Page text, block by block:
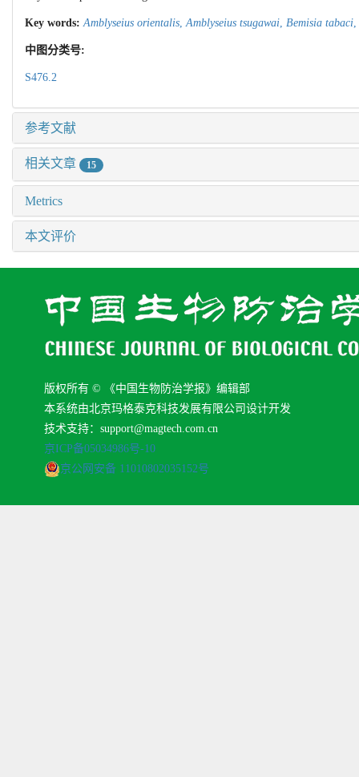
Key words:Amblyseius orientalis,Amblyseius tsugawai, Bemisia tabaci,
中图分类号:
S476.2
参考文献
相关文章 15
Metrics
本文评价
版权所有 © 《中国生物防治学报》编辑部
本系统由北京玛格泰克科技发展有限公司设计开发
技术支持：support@magtech.com.cn
京ICP备05034986号-10
京公网安备 11010802035152号